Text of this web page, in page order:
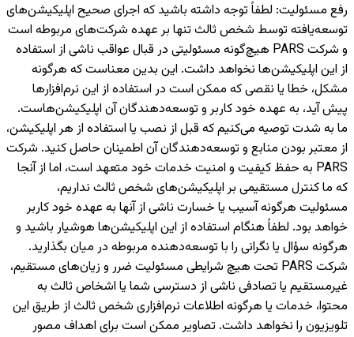
رفع مسئولیت: لطفاً توجه داشته باشید که اجرای صحیح اپلیکیشن‌های
توسعه‌یافته توسط شخص ثالث تنها بر عهده شرکت‌های مربوطه است
و شرکت PARS هیچ‌گونه مسئولیتی در قبال عواقب ناشی از استفاده
از این اپلیکیشن‌ها نخواهد داشت. این بدین معناست که هرگونه
مشکل، خطا یا نقصی که ممکن است در استفاده از این نرم‌افزارها
پیش آید، به عهده خود کاربر و توسعه‌دهندگان آن اپلیکیشن‌هاست.
ما به شدت توصیه می‌کنیم که قبل از نصب یا استفاده از هر اپلیکیشن،
از معتبر بودن منابع و توسعه‌دهندگان آن اطمینان حاصل کنید. شرکت
PARS به حفظ کیفیت و امنیت خدمات خود متعهد است، اما از آنجا
که ما کنترل مستقیمی بر اپلیکیشن‌های شخص ثالث نداریم،
مسئولیت هرگونه آسیب یا خسارت ناشی از آنها به عهده خود کاربر
خواهد بود. لطفاً هنگام استفاده از این اپلیکیشن‌ها هوشیار باشید و
هرگونه سؤال یا نگرانی را با توسعه‌دهنده مربوطه در میان بگذارید.
شرکت PARS تحت هیچ شرایطی مسئولیت ضرر و زیان‌های مستقیم،
غیرمستقیم یا تصادفی ناشی از دسترسی شما یا اشخاص ثالث به
محتوا، خدمات یا هرگونه اطلاعات نرم‌افزاری شخص ثالث از طریق این
تلویزیون را نخواهد داشت. تصاویر ممکن است برای اهداف مصور